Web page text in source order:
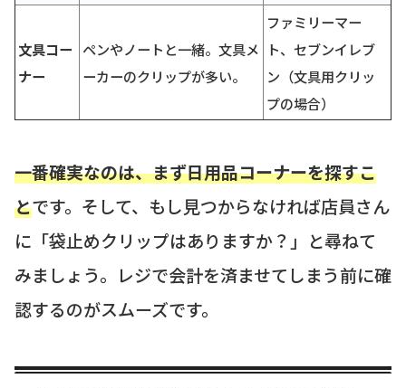
文具コー
ナー
ペンやノートと一緒。文具メ
ーカーのクリップが多い。
ファミリーマー
ト、セブンイレブ
ン（文具用クリッ
プの場合）
一番確実なのは、まず日用品コーナーを探すこ
とです。そして、もし見つからなければ店員さん
に「袋止めクリップはありますか？」と尋ねて
みましょう。レジで会計を済ませてしまう前に確
認するのがスムーズです。